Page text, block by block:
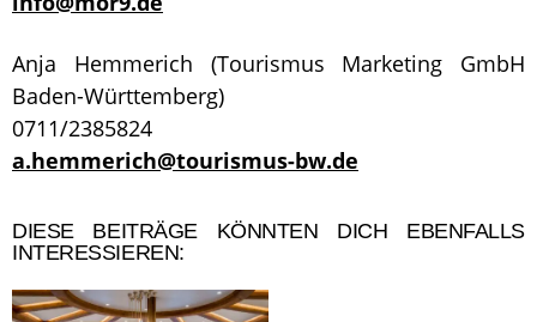
Anja Hemmerich (Tourismus Marketing GmbH
Baden-Württemberg)
0711/2385824
a.hemmerich@tourismus-bw.de
DIESE BEITRÄGE KÖNNTEN DICH EBENFALLS
INTERESSIEREN: